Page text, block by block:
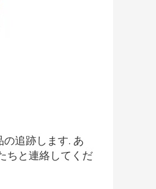
追跡します. あ
ちと連絡してくだ